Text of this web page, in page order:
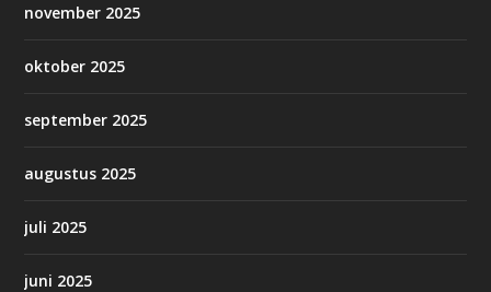
november 2025
oktober 2025
september 2025
augustus 2025
juli 2025
juni 2025